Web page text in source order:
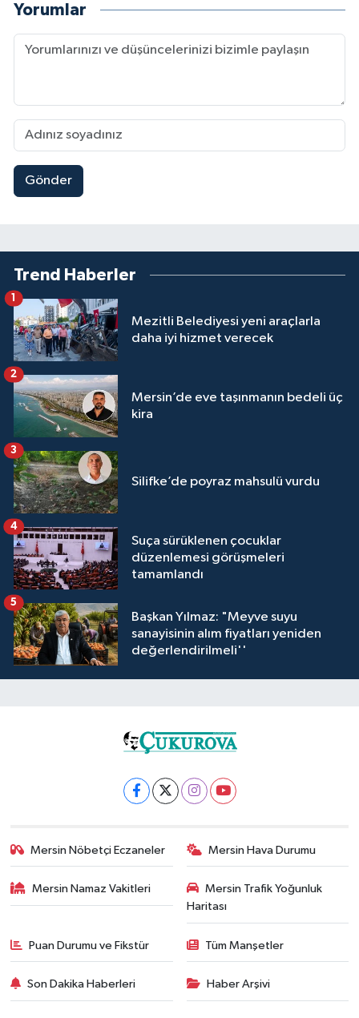
Yorumlar
Gönder
Trend Haberler
Mezitli Belediyesi yeni araçlarla
daha iyi hizmet verecek
1
Mersin’de eve taşınmanın bedeli üç
kira
2
Silifke’de poyraz mahsulü vurdu
3
Suça sürüklenen çocuklar
düzenlemesi görüşmeleri
tamamlandı
4
Başkan Yılmaz: "Meyve suyu
sanayisinin alım fiyatları yeniden
değerlendirilmeli''
5
Mersin Nöbetçi Eczaneler Mersin Hava Durumu
Mersin Namaz Vakitleri
Mersin Trafik Yoğunluk
Haritası
Puan Durumu ve Fikstür Tüm Manşetler
Son Dakika Haberleri Haber Arşivi